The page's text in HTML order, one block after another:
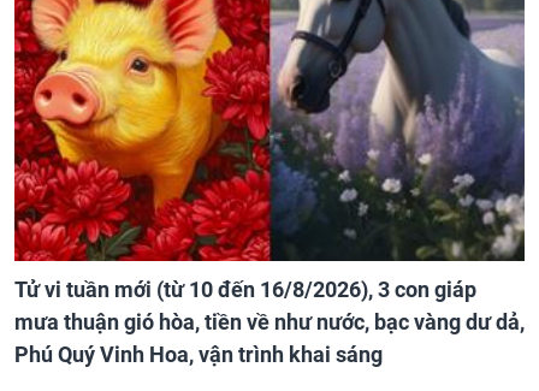
Tử vi tuần mới (từ 10 đến 16/8/2026), 3 con giáp
mưa thuận gió hòa, tiền về như nước, bạc vàng dư dả,
Phú Quý Vinh Hoa, vận trình khai sáng